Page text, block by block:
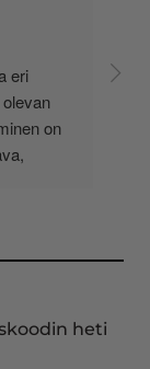
eri
on
ja
En
on
heti